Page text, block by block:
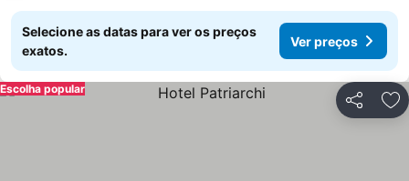
Selecione as datas para ver os preços
exatos.
Ver preços
Partilhar
Escolha popular